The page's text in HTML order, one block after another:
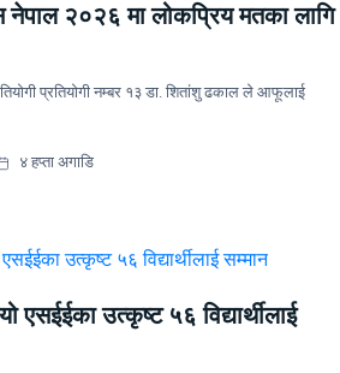
२०२६ मा लोकप्रिय मतका लागि
प्रतियोगी नम्बर १३ डा. शितांशु ढकाल ले आफूलाई
४ हप्ता अगाडि
एसईईका उत्कृष्ट ५६ विद्यार्थीलाई